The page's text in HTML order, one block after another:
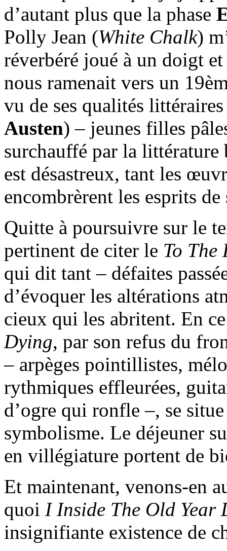
d’autant plus que la phase
Polly Jean (White Chalk)
réverbéré joué à un doigt
nous ramenait vers un
vu de ses qualités
Austen) – jeunes filles
surchauffé par la
est désastreux, tant les
encombrèrent les esprits
Quitte à poursuivre sur le
pertinent de citer le To The
qui dit tant – défaites
d’évoquer les altérations
cieux qui les abritent. En
Dying, par son refus du
– arpèges pointillistes,
rythmiques effleurées,
d’ogre qui ronfle –, se
symbolisme. Le déjeuner
en villégiature portent de
Et maintenant, venons-en
quoi I Inside The Old Year
insignifiante existence de